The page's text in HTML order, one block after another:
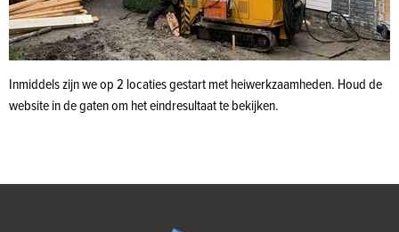
Inmiddels zijn we op 2 locaties gestart met heiwerkzaamheden. Houd de
website in de gaten om het eindresultaat te bekijken.